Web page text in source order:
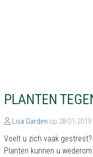
PLANTEN
Lisa Garden op 28-01-2019
Voelt u zich vaak
Planten kunnen u